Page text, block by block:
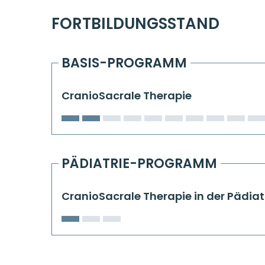
FORTBILDUNGSSTAND
BASIS-PROGRAMM
CranioSacrale Therapie
PÄDIATRIE-PROGRAMM
CranioSacrale Therapie in der